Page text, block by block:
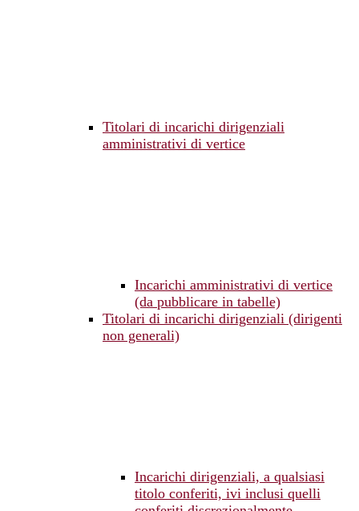
Titolari di incarichi dirigenziali
amministrativi di vertice
Incarichi amministrativi di vertice
(da pubblicare in tabelle)
Titolari di incarichi dirigenziali (dirigenti
non generali)
Incarichi dirigenziali, a qualsiasi
titolo conferiti, ivi inclusi quelli